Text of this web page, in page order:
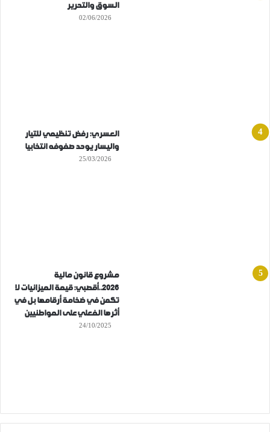
السوق والتحرير
02/06/2026
العسري: رفض تنظيمي للتيار
واليسار يوحد صفوفه انتخابيا
25/03/2026
مشروع قانون مالية
2026..أقصبي: قيمة الميزانيات لا
تكمن في ضخامة أرقامها بل في
أثرها الفعلي على المواطنيين
24/10/2025